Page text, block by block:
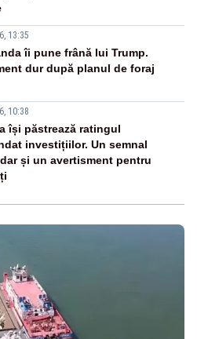
13:35
îi pune frână lui Trump.
dur după planul de foraj
10:38
își păstrează ratingul
investițiilor. Un semnal
și un avertisment pentru